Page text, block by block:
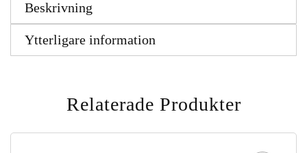
Beskrivning
Ytterligare information
Relaterade Produkter